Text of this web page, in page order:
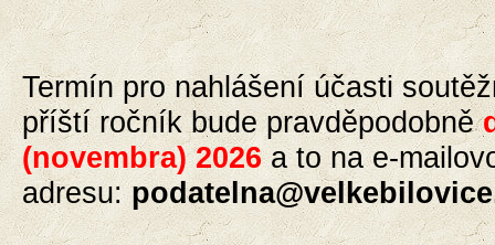
Termín pro nahlášení účasti
příští ročník bude pravděpodobně
(novembra) 2026 a to na e-
adresu: